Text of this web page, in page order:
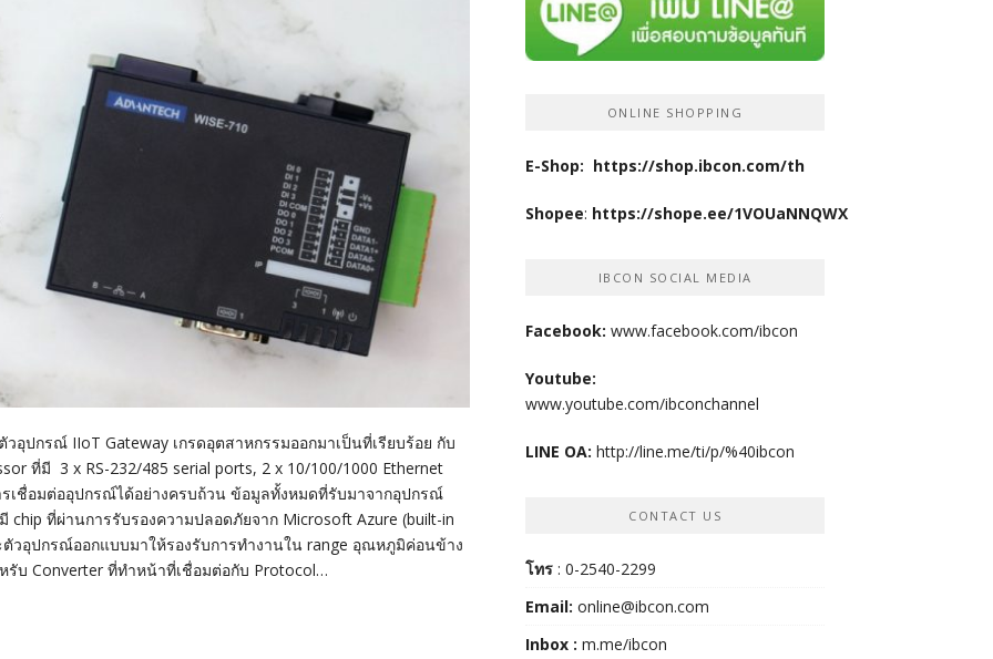
อุปกรณ์ IIoT Gateway เกรดอุตสาหกรรมออกมาเป็นที่เรียบร้อย กับ
ที่มี 3 x RS-232/485 serial ports, 2 x 10/100/1000 Ethernet
เชื่อมต่ออุปกรณ์ได้อย่างครบถ้วน ข้อมูลทั้งหมดที่รับมาจากอุปกรณ์
chip ที่ผ่านการรับรองความปลอดภัยจาก Microsoft Azure (built-in
ตัวอุปกรณ์ออกแบบมาให้รองรับการทำงานใน range อุณหภูมิค่อนข้าง
รับ Converter ที่ทำหน้าที่เชื่อมต่อกับ Protocol…
ONLINE SHOPPING
E-Shop: https://shop.ibcon.com/th
Shopee: https://shope.ee/1VOUaNNQWX
IBCON SOCIAL MEDIA
Facebook: www.facebook.com/ibcon
Youtube:
www.youtube.com/ibconchannel
LINE OA: http://line.me/ti/p/%40ibcon
CONTACT US
โทร : 0-2540-2299
Email: online@ibcon.com
Inbox : m.me/ibcon